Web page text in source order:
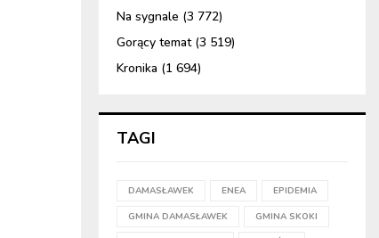
Na sygnale (3 772)
Gorący temat(3 519)
Kronika (1 694)
TAGI
DAMASŁAWEK ENEA EPIDEMIA
GMINA DAMASŁAWEK GMINA SKOKI